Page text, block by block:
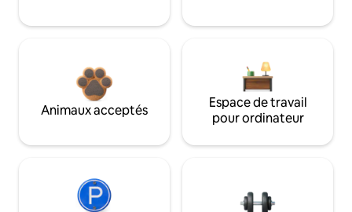
Animaux acceptés
Espace de travail
pour ordinateur